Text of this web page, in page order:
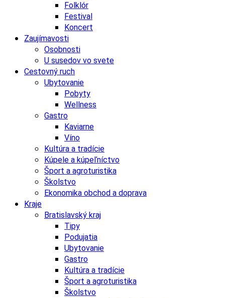
Folklór
Festival
Koncert
Zaujímavosti
Osobnosti
U susedov vo svete
Cestovný ruch
Ubytovanie
Pobyty
Wellness
Gastro
Kaviarne
Víno
Kultúra a tradície
Kúpele a kúpeľníctvo
Šport a agroturistika
Školstvo
Ekonomika obchod a doprava
Kraje
Bratislavský kraj
Tipy
Podujatia
Ubytovanie
Gastro
Kultúra a tradície
Šport a agroturistika
Školstvo